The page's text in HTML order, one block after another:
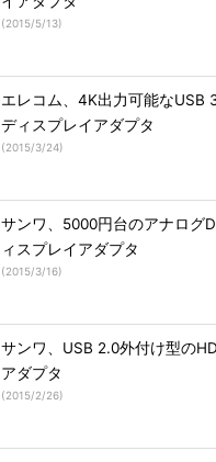
(2015/5/13)
エレコム、4K出力可能なUSB
ディスプレイアダプタ
(2015/3/24)
サンワ、5000円台のアナログ
ィスプレイアダプタ
(2015/3/16)
サンワ、USB 2.0外付け型の
アダプタ
(2015/2/26)